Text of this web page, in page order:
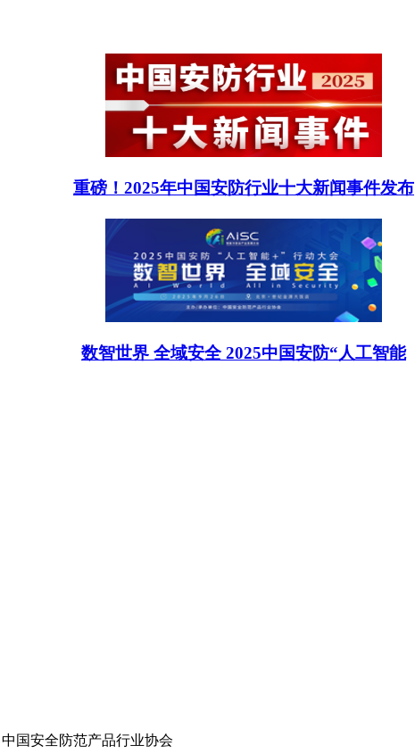
重磅！2025年中国安防行业十大新闻事件发布
数智世界 全域安全 2025中国安防“人工智能
国安全防范产品行业协会